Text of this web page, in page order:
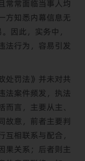
常常面临当事人均
方知悉内幕信息无
因此，实务中，
法行为，容易引发
处罚法》并未对共
法案件频发，执法
言，主要从主、
故意，前者主要判
相联系与配合，
果关系；后者则主